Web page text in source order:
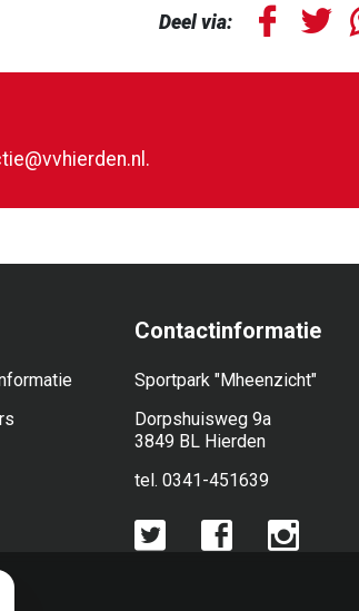
Deel via:
.
Contactinformatie
Sportpark "Mheenzicht"
Dorpshuisweg 9a
3849 BL Hierden
tel. 0341-451639